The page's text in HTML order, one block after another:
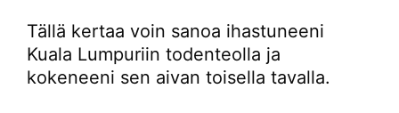
Tällä kertaa voin sanoa ihastuneeni
Kuala Lumpuriin todenteolla ja
kokeneeni sen aivan toisella tavalla.